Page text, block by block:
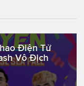
Điện Tử
Vô Địch